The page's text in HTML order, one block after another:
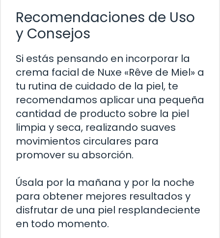
Recomendaciones de Uso
y Consejos
Si estás pensando en incorporar la
crema facial de Nuxe «Rêve de Miel» a
tu rutina de cuidado de la piel, te
recomendamos aplicar una pequeña
cantidad de producto sobre la piel
limpia y seca, realizando suaves
movimientos circulares para
promover su absorción.
Úsala por la mañana y por la noche
para obtener mejores resultados y
disfrutar de una piel resplandeciente
en todo momento.